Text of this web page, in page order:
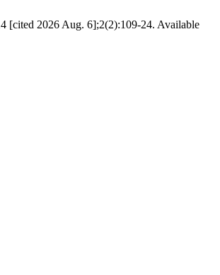
2026 Aug. 6];2(2):109-24. Available